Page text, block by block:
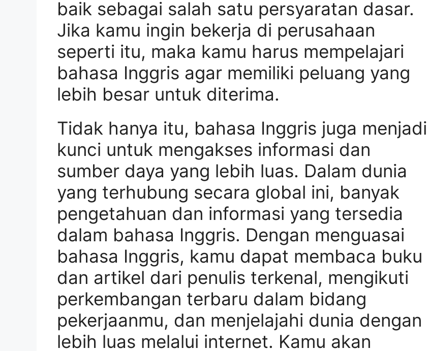
baik sebagai salah satu persyaratan dasar.
Jika kamu ingin bekerja di perusahaan
seperti itu, maka kamu harus mempelajari
bahasa Inggris agar memiliki peluang yang
lebih besar untuk diterima.
Tidak hanya itu, bahasa Inggris juga menjadi
kunci untuk mengakses informasi dan
sumber daya yang lebih luas. Dalam dunia
yang terhubung secara global ini, banyak
pengetahuan dan informasi yang tersedia
dalam bahasa Inggris. Dengan menguasai
bahasa Inggris, kamu dapat membaca buku
dan artikel dari penulis terkenal, mengikuti
perkembangan terbaru dalam bidang
pekerjaanmu, dan menjelajahi dunia dengan
lebih luas melalui internet. Kamu akan